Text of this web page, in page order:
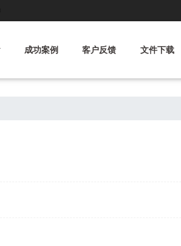
成功案例 客户反馈 文件下载